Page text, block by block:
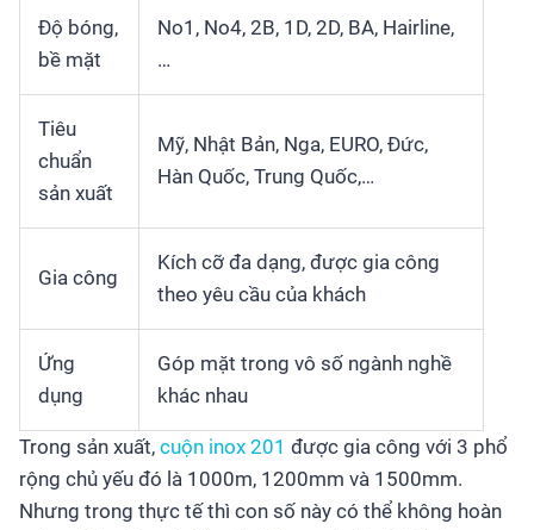
Độ bóng,
bề mặt
No1, No4, 2B, 1D, 2D, BA, Hairline,
…
Tiêu
chuẩn
sản xuất
Mỹ, Nhật Bản, Nga, EURO, Đức,
Hàn Quốc, Trung Quốc,…
Gia công
Kích cỡ đa dạng, được gia công
theo yêu cầu của khách
Ứng
dụng
Góp mặt trong vô số ngành nghề
khác nhau
Trong sản xuất, cuộn inox 201 được gia công với 3 phổ
rộng chủ yếu đó là 1000m, 1200mm và 1500mm.
Nhưng trong thực tế thì con số này có thể không hoàn